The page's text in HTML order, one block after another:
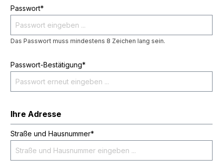
Passwort*
Das Passwort muss mindestens 8 Zeichen lang sein.
Passwort-Bestätigung*
Ihre Adresse
Straße und Hausnummer*